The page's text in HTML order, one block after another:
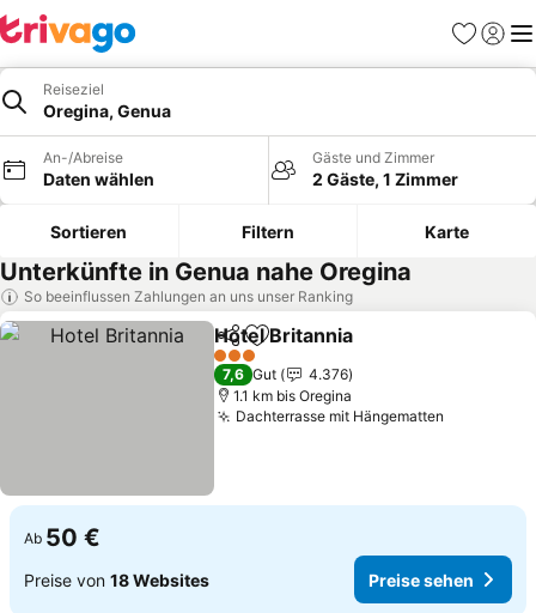
Favoriten
Reiseziel
Oregina, Genua
An-/Abreise
Daten wählen
Gäste und Zimmer
2 Gäste, 1 Zimmer
Sortieren Filtern Karte
Unterkünfte in Genua nahe Oregina
So beeinflussen Zahlungen an uns unser Ranking
TeilenZu Favoriten hinzufügen
Hotel Britannia
3 Sterne
7,6 Gut
4.376
1.1 km bis Oregina
Dachterrasse mit Hängematten
Ab 50 €
Preise von 18 Websites Preise sehen